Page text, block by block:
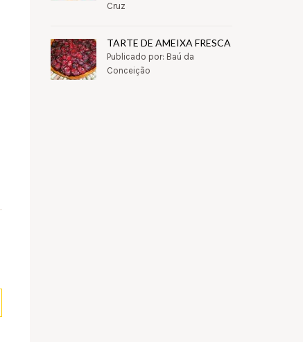
Cruz
TARTE DE AMEIXA FRESCA
Publicado por: Baú da
Conceição